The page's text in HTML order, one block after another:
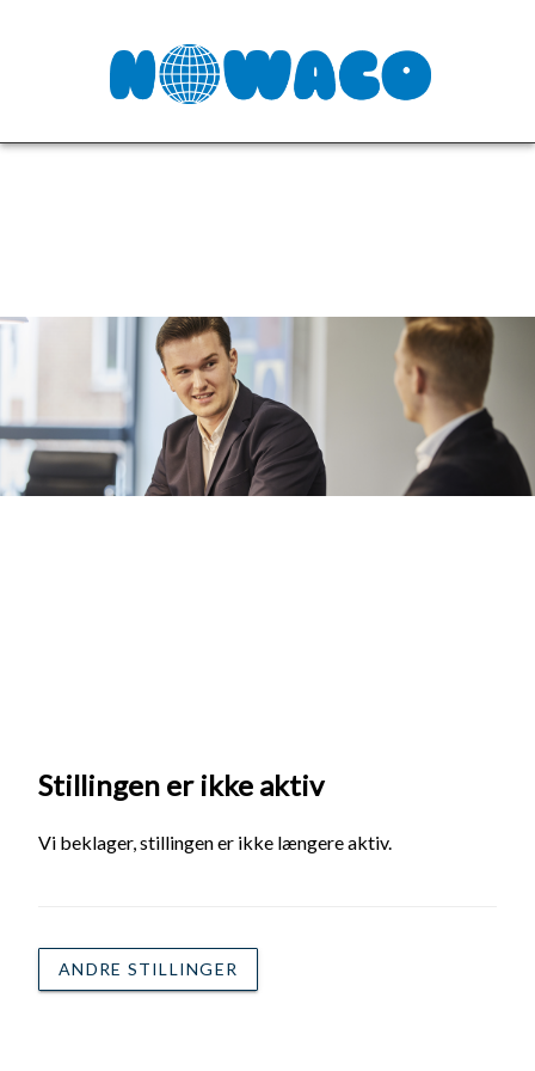
Stillingen er ikke aktiv
Vi beklager, stillingen er ikke længere aktiv.
ANDRE STILLINGER